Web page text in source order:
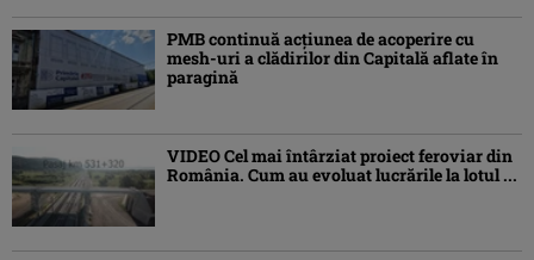
PMB continuă acțiunea de acoperire cu
mesh-uri a clădirilor din Capitală aflate în
paragină
VIDEO Cel mai întârziat proiect feroviar din
România. Cum au evoluat lucrările la lotul ...